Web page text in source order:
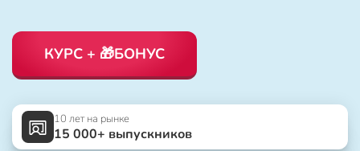
КУРС + 🎁БОНУС
10 лет на рынке
15 000+ выпускников